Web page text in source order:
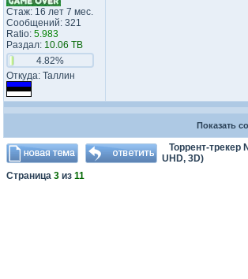
Стаж: 16 лет 7 мес.
Сообщений: 321
Ratio: 5.983
Раздал: 10.06 TB
4.82%
Откуда: Таллин
Показать
Торрент-трекер
UHD, 3D)
Страница 3 из 11